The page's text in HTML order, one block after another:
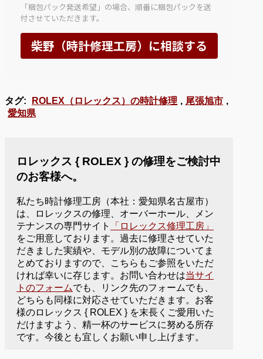
タグ: ROLEX（ロレックス）の時計修理 , 尾張旭市 ,
愛知県
ロレックス { ROLEX } の修理をご検討中
のお客様へ。
私たち時計修理工房（本社：愛知県名古屋市）
は、ロレックスの修理、オーバーホール、メン
テナンスの専門サイト
「ロレックス修理工房」
をご用意しております。過去に修理させていた
だきました実績や、モデル別の故障についてま
とめておりますので、こちらもご参照をいただ
ければ幸いに存じます。お問い合わせは当サイ
トのフォームでも、リンク先のフォームでも、
どちらも同様に対応させていただきます。お客
様のロレックス { ROLEX } を末長くご愛用いた
だけますよう、精一杯のサービスに努める所存
です。今後とも宜しくお願い申し上げます。